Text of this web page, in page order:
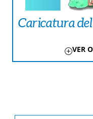
Caricatura
VER